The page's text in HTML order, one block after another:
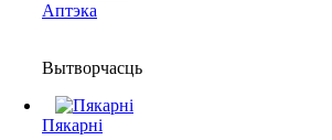
Аптэка
Вытворчасць
Пякарні